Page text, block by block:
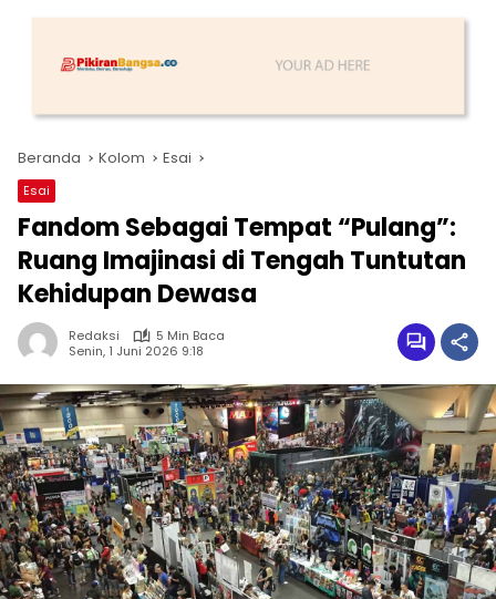
Beranda Kolom Esai
Esai
Fandom Sebagai Tempat “Pulang”:
Ruang Imajinasi di Tengah Tuntutan
Kehidupan Dewasa
Redaksi
5 Min Baca
Senin, 1 Juni 2026 9:18